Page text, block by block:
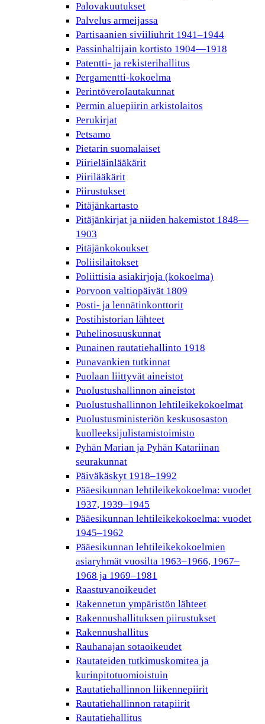
Palovakuutukset
Palvelus armeijassa
Partisaanien siviiliuhrit 1941–1944
Passinhaltijain kortisto 1904—1918
Patentti- ja rekisterihallitus
Pergamentti-kokoelma
Perintöverolautakunnat
Permin aluepiirin arkistolaitos
Perukirjat
Petsamo
Pietarin suomalaiset
Piirieläinlääkärit
Piirilääkärit
Piirustukset
Pitäjänkartasto
Pitäjänkirjat ja niiden hakemistot 1848—
1903
Pitäjänkokoukset
Poliisilaitokset
Poliittisia asiakirjoja (kokoelma)
Porvoon valtiopäivät 1809
Posti- ja lennätinkonttorit
Postihistorian lähteet
Puhelinosuuskunnat
Punainen rautatiehallinto 1918
Punavankien tutkinnat
Puolaan liittyvät aineistot
Puolustushallinnon aineistot
Puolustushallinnon lehtileikekokoelmat
Puolustusministeriön keskusosaston
kuolleeksijulistamistoimisto
Pyhän Marian ja Pyhän Katariinan
seurakunnat
Päiväkäskyt 1918–1992
Pääesikunnan lehtileikekokoelma: vuodet
1937, 1939–1945
Pääesikunnan lehtileikekokoelma: vuodet
1945–1962
Pääesikunnan lehtileikekokoelmien
asiaryhmät vuosilta 1963–1966, 1967–
1968 ja 1969–1981
Raastuvanoikeudet
Rakennetun ympäristön lähteet
Rakennushallituksen piirustukset
Rakennushallitus
Rauhanajan sotaoikeudet
Rautateiden tutkimuskomitea ja
kurinpitotuomioistuin
Rautatiehallinnon liikennepiirit
Rautatiehallinnon ratapiirit
Rautatiehallitus